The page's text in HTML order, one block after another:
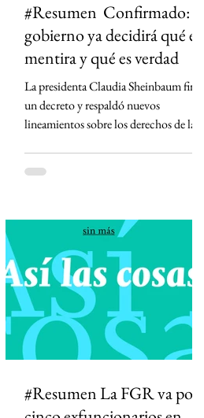
#Resumen Confirmado: el
gobierno ya decidirá qué es
mentira y qué es verdad
La presidenta Claudia Sheinbaum firmó
un decreto y respaldó nuevos
lineamientos sobre los derechos de las
códigos de ética, defensores de las
diferenciar información de opinión. La
medida desató críticas de medios,
periodistas y la oposición, que advierten
que podría abrir la puerta a la censura y
permitir que el Estado influya en la
definición de qué información es veraz.
#Resumen La FGR va por